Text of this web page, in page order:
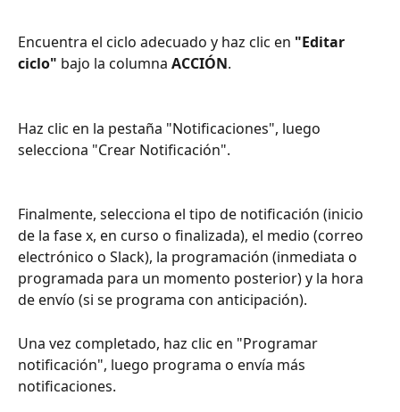
Encuentra el ciclo adecuado y haz clic en "Editar
ciclo" bajo la columna ACCIÓN.
Haz clic en la pestaña "Notificaciones", luego
selecciona "Crear Notificación".
Finalmente, selecciona el tipo de notificación (inicio
de la fase x, en curso o finalizada), el medio (correo
electrónico o Slack), la programación (inmediata o
programada para un momento posterior) y la hora
de envío (si se programa con anticipación).
Una vez completado, haz clic en "Programar
notificación", luego programa o envía más
notificaciones.